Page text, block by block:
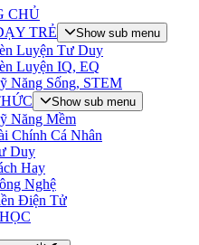
CHỦ
TRẺ
Show sub menu
Luyện Tư Duy
Luyện IQ, EQ
Năng Sống, STEM
Show sub menu
Năng Mềm
Chính Cá Nhân
Duy
Hay
Nghệ
Điện Tử